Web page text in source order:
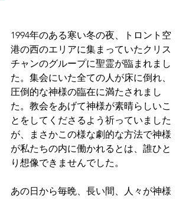
1994年のある寒い冬の夜、トロント空
港の西のエリアに集まっていたクリス
チャンのグループに聖霊が臨まれまし
た。集会にいた全ての人が床に倒れ、
圧倒的な神様の臨在に満たされまし
た。教会をあげて神様が素晴らしいこ
とをしてくださるよう祈っていました
が、まさかこの様な劇的な方法で神様
が私たちの内に働かれるとは、誰ひと
り想像できませんでした。
あの日から毎晩、長い間、人々が神様